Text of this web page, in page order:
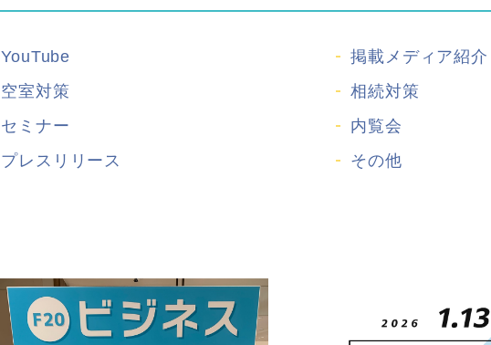
YouTube
掲載メディア紹介
空室対策
相続対策
セミナー
内覧会
プレスリリース その他